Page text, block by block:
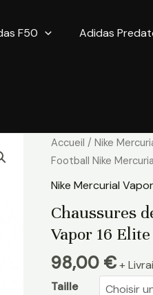
F50 Adidas
Accueil / Nike
Football Nike
Nike Mercurial
Chaussures
Vapor 16
98,00 € +
Taille
quantité
de
Football
Nike
Vapor
16